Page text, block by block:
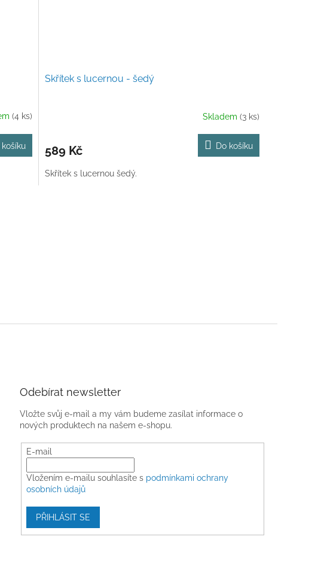
(4 ks)
košíku
Skřítek s lucernou - šedý
Skladem (3 ks)
589 Kč Do košíku
Skřítek s lucernou šedý.
Odebírat newsletter
Vložte svůj e-mail a my vám budeme zasílat informace o
nových produktech na našem e-shopu.
E-mail
Vložením e-mailu souhlasíte s podmínkami ochrany
osobních údajů
PŘIHLÁSIT SE